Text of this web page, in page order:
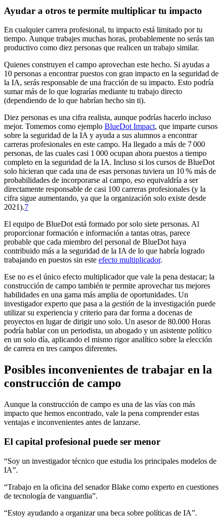
Ayudar a otros te permite multiplicar tu impacto
En cualquier carrera profesional, tu impacto está limitado por tu
tiempo. Aunque trabajes muchas horas, probablemente no serás tan
productivo como diez personas que realicen un trabajo similar.
Quienes construyen el campo aprovechan este hecho. Si ayudas a
10 personas a encontrar puestos con gran impacto en la seguridad de
la IA, serás responsable de una fracción de su impacto. Esto podría
sumar más de lo que lograrías mediante tu trabajo directo
(dependiendo de lo que habrían hecho sin ti).
Diez personas es una cifra realista, aunque podrías hacerlo incluso
mejor. Tomemos como ejemplo BlueDot Impact, que imparte cursos
sobre la seguridad de la IA y ayuda a sus alumnos a encontrar
carreras profesionales en este campo. Ha llegado a más de 7 000
personas, de las cuales casi 1 000 ocupan ahora puestos a tiempo
completo en la seguridad de la IA. Incluso si los cursos de BlueDot
solo hicieran que cada una de esas personas tuviera un 10 % más de
probabilidades de incorporarse al campo, eso equivaldría a ser
directamente responsable de casi 100 carreras profesionales (y la
cifra sigue aumentando, ya que la organización solo existe desde
2021).⁠7
El equipo de BlueDot está formado por solo siete personas. Al
proporcionar formación e información a tantas otras, parece
probable que cada miembro del personal de BlueDot haya
contribuido más a la seguridad de la IA de lo que habría logrado
trabajando en puestos sin este efecto multiplicador.
Ese no es el único efecto multiplicador que vale la pena destacar; la
construcción de campo también te permite aprovechar tus mejores
habilidades en una gama más amplia de oportunidades. Un
investigador experto que pasa a la gestión de la investigación puede
utilizar su experiencia y criterio para dar forma a docenas de
proyectos en lugar de dirigir uno solo. Un asesor de 80.000 Horas
podría hablar con un periodista, un abogado y un asistente político
en un solo día, aplicando el mismo rigor analítico sobre la elección
de carrera en tres campos diferentes.
Posibles inconvenientes de trabajar en la
construcción de campo
Aunque la construcción de campo es una de las vías con más
impacto que hemos encontrado, vale la pena comprender estas
ventajas e inconvenientes antes de lanzarse.
El capital profesional puede ser menor
“Soy un investigador técnico que estudia los principales modelos de
IA”.
“Trabajo en la oficina del senador Blake como experto en cuestiones
de tecnología de vanguardia”.
“Estoy ayudando a organizar una beca sobre políticas de IA”.